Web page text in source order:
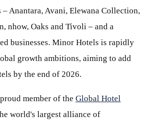
Anantara, Avani, Elewana Collection,
nhow, Oaks and Tivoli – and a
businesses. Minor Hotels is rapidly
growth ambitions, aiming to add
by the end of 2026.
member of the Global Hotel
world's largest alliance of